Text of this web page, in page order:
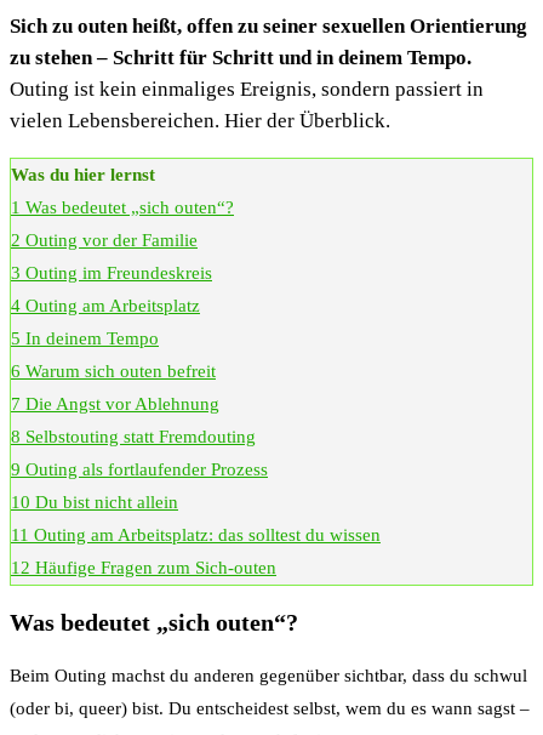
Sich zu outen heißt, offen zu seiner sexuellen Orientierung
zu stehen – Schritt für Schritt und in deinem Tempo.
Outing ist kein einmaliges Ereignis, sondern passiert in
vielen Lebensbereichen. Hier der Überblick.
Was du hier lernst
1 Was bedeutet „sich outen“?
2 Outing vor der Familie
3 Outing im Freundeskreis
4 Outing am Arbeitsplatz
5 In deinem Tempo
6 Warum sich outen befreit
7 Die Angst vor Ablehnung
8 Selbstouting statt Fremdouting
9 Outing als fortlaufender Prozess
10 Du bist nicht allein
11 Outing am Arbeitsplatz: das solltest du wissen
12 Häufige Fragen zum Sich-outen
Was bedeutet „sich outen“?
Beim Outing machst du anderen gegenüber sichtbar, dass du schwul
(oder bi, queer) bist. Du entscheidest selbst, wem du es wann sagst –